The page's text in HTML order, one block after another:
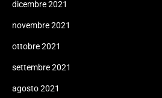
dicembre 2021
novembre 2021
ottobre 2021
settembre 2021
agosto 2021